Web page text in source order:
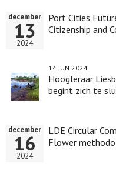
Port Cities
Citizenship and
december
13
2024
Hoogleraar
begint zich te
14 JUN 2024
LDE Circular
Flower
december
16
2024